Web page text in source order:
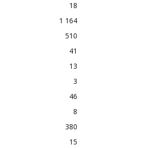
18
1 164
510
41
13
3
46
8
380
15